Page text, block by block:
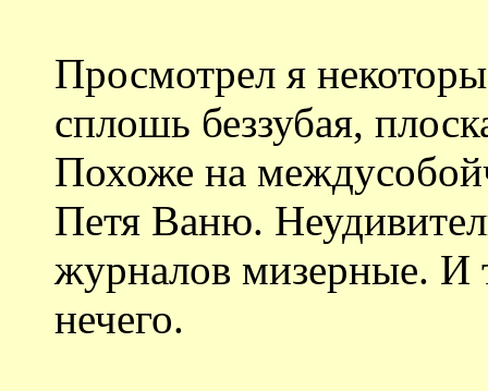
Просмотрел я
сплошь беззубая,
Похоже на
Петя Ваню.
журналов мизерные. И
нечего.